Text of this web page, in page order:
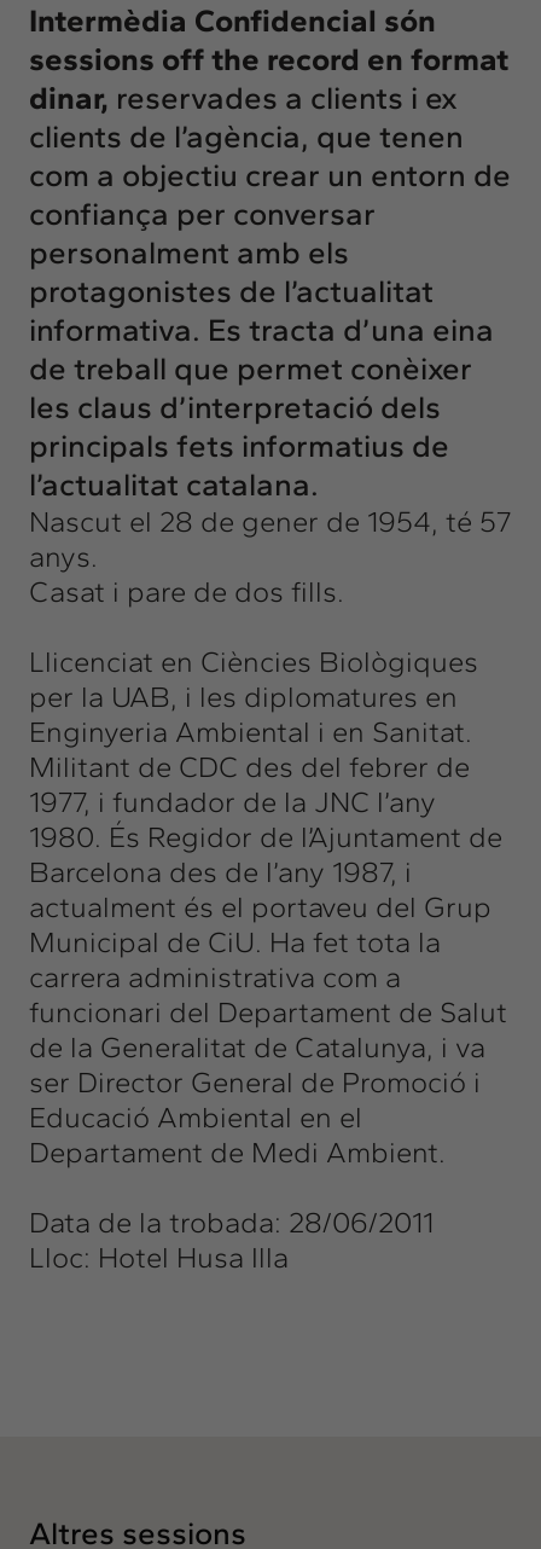
Intermèdia Confidencial són
sessions off the record en format
dinar, reservades a clients i ex
clients de l’agència, que tenen
com a objectiu crear un entorn de
confiança per conversar
personalment amb els
protagonistes de l’actualitat
informativa. Es tracta d’una eina
de treball que permet conèixer
les claus d’interpretació dels
principals fets informatius de
l’actualitat catalana.
Nascut el 28 de gener de 1954, té 57
anys.
Casat i pare de dos fills.
Llicenciat en Ciències Biològiques
per la UAB, i les diplomatures en
Enginyeria Ambiental i en Sanitat.
Militant de CDC des del febrer de
1977, i fundador de la JNC l’any
1980. És Regidor de l’Ajuntament de
Barcelona des de l’any 1987, i
actualment és el portaveu del Grup
Municipal de CiU. Ha fet tota la
carrera administrativa com a
funcionari del Departament de Salut
de la Generalitat de Catalunya, i va
ser Director General de Promoció i
Educació Ambiental en el
Departament de Medi Ambient.
Data de la trobada: 28/06/2011
Lloc: Hotel Husa Illa
Altres sessions